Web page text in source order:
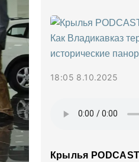
18:05 8.10.2025
Крылья